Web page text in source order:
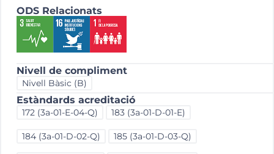
ODS Relacionats
Nivell de compliment
Nivell Bàsic (B)
Estàndards acreditació
172 (3a-01-E-04-Q) 183 (3a-01-D-01-E)
184 (3a-01-D-02-Q) 185 (3a-01-D-03-Q)